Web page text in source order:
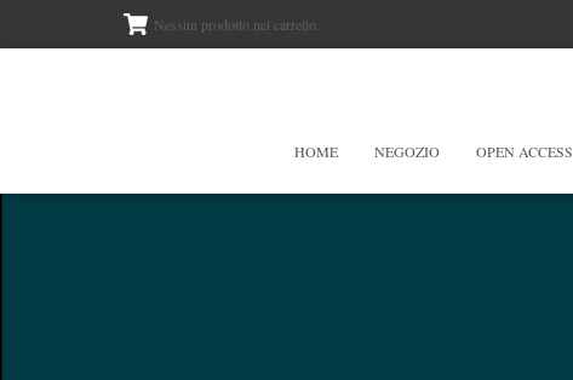
Nessun prodotto nel carrello.
HOME NEGOZIO OPEN ACCESS